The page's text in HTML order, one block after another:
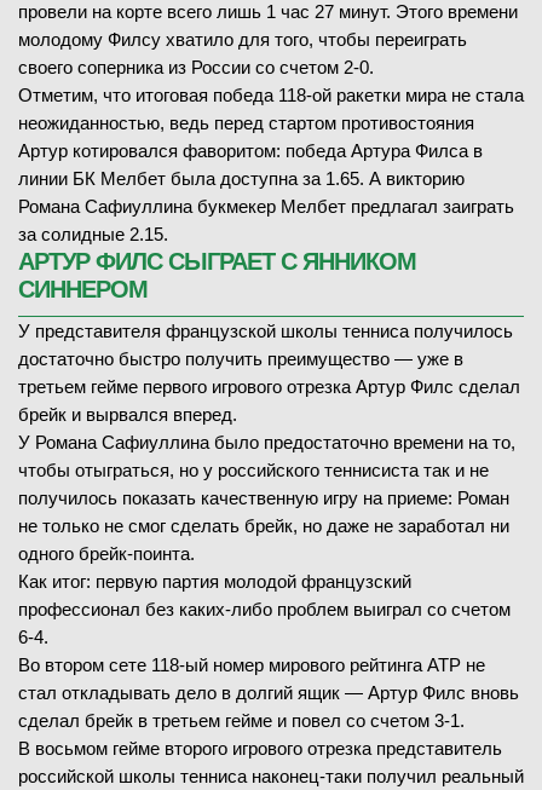
провели на корте всего лишь 1 час 27 минут. Этого времени
молодому Филсу хватило для того, чтобы переиграть
своего соперника из России со счетом 2-0.
Отметим, что итоговая победа 118-ой ракетки мира не стала
неожиданностью, ведь перед стартом противостояния
Артур котировался фаворитом: победа Артура Филса в
линии БК Мелбет была доступна за 1.65. А викторию
Романа Сафиуллина букмекер Мелбет предлагал заиграть
за солидные 2.15.
АРТУР ФИЛС СЫГРАЕТ С ЯННИКОМ
СИННЕРОМ
У представителя французской школы тенниса получилось
достаточно быстро получить преимущество — уже в
третьем гейме первого игрового отрезка Артур Филс сделал
брейк и вырвался вперед.
У Романа Сафиуллина было предостаточно времени на то,
чтобы отыграться, но у российского теннисиста так и не
получилось показать качественную игру на приеме: Роман
не только не смог сделать брейк, но даже не заработал ни
одного брейк-поинта.
Как итог: первую партия молодой французский
профессионал без каких-либо проблем выиграл со счетом
6-4.
Во втором сете 118-ый номер мирового рейтинга АТР не
стал откладывать дело в долгий ящик — Артур Филс вновь
сделал брейк в третьем гейме и повел со счетом 3-1.
В восьмом гейме второго игрового отрезка представитель
российской школы тенниса наконец-таки получил реальный